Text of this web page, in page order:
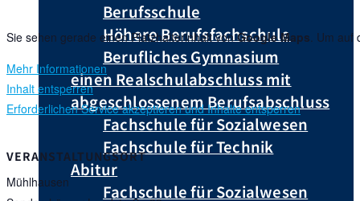
Berufsschule
Höhere Berufsfachschule
Berufliches Gymnasium
einen Realschulabschluss mit
abgeschlossenem Berufsabschluss
Fachschule für Sozialwesen
Fachschule für Technik
Abitur
Fachschule für Sozialwesen
VERANSTALTUNGSORT
Mühlhausen
Sie sehen gerade einen Platzhalterinhalt vonGoogle Maps . Um
Mehr Informationen
Inhalt entsperren
Erforderlichen Service akzeptieren und Inhalte entsperren